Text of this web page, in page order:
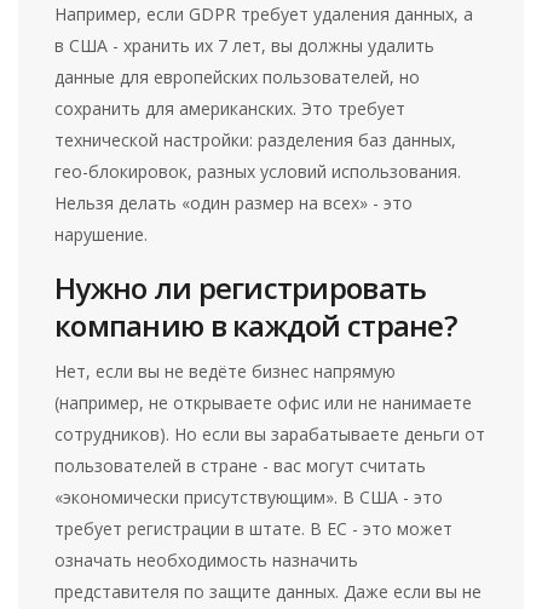
Например, если GDPR требует удаления данных, а
в США - хранить их 7 лет, вы должны удалить
данные для европейских пользователей, но
сохранить для американских. Это требует
технической настройки: разделения баз данных,
гео-блокировок, разных условий использования.
Нельзя делать «один размер на всех» - это
нарушение.
Нужно ли регистрировать
компанию в каждой стране?
Нет, если вы не ведёте бизнес напрямую
(например, не открываете офис или не нанимаете
сотрудников). Но если вы зарабатываете деньги от
пользователей в стране - вас могут считать
«экономически присутствующим». В США - это
требует регистрации в штате. В ЕС - это может
означать необходимость назначить
представителя по защите данных. Даже если вы не